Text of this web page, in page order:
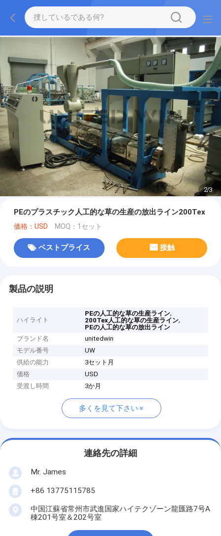
2/3
PEのプラスチック人工的な草の生産の放出ライン200Tex
価格：USD MOQ：1セット
ベストプライス 接触
製品の説明
ハイライト
PEの人工的な草の生産ライン,
200Tex人工的な草の生産ライン,
PEの人工的な草の放出ライン
ブランド名
unitedwin
モデル番号
UW
供給の能力
3セット月
価格
USD
受渡し時間
3か月
多くを見て下さい
連絡先の詳細
Mr. James
+86 13775115785
中国江蘇省常州市武進国家ハイテクゾーン龍匯路7号A
棟201号室＆202号室